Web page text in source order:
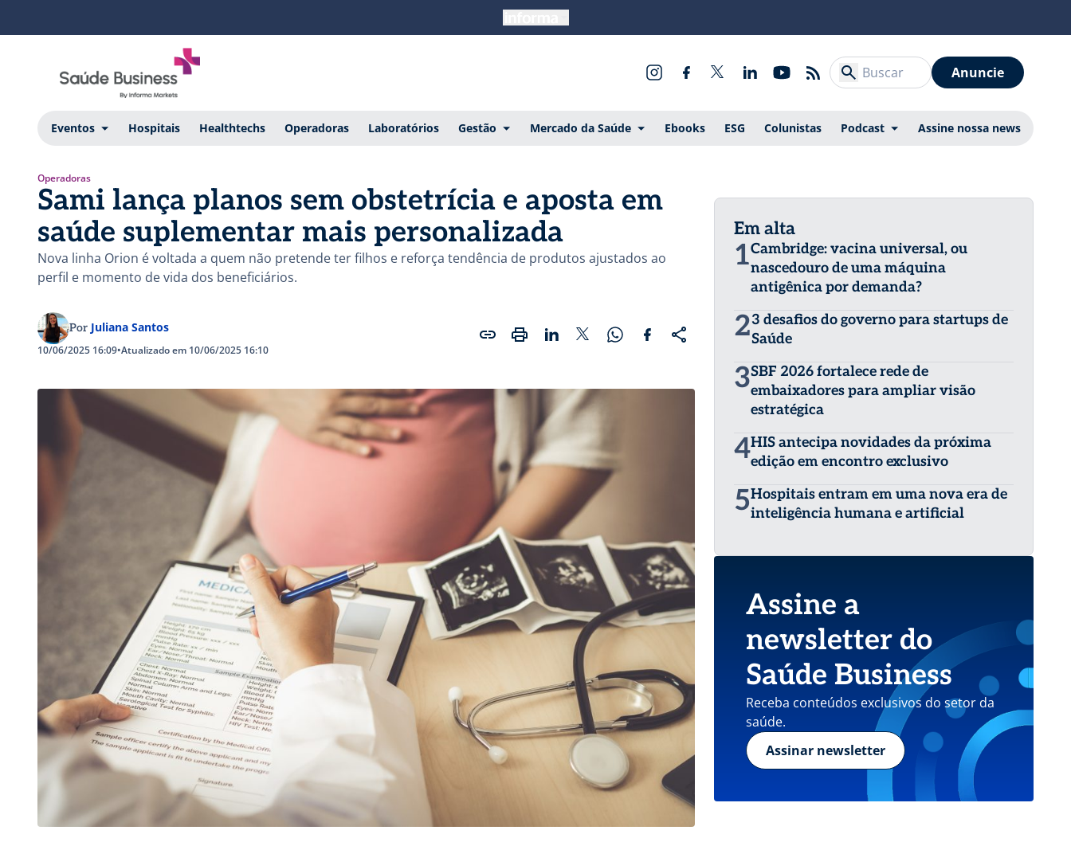
Anuncie
Eventos Hospitais Healthtechs Operadoras Laboratórios Gestão Mercado da Saúde Ebooks ESG Colunistas Podcast Assine nossa news
Operadoras
Sami lança planos sem obstetrícia e aposta em
saúde suplementar mais personalizada
Nova linha Orion é voltada a quem não pretende ter filhos e reforça tendência de produtos ajustados ao
perfil e momento de vida dos beneficiários.
Por Juliana Santos
10/06/2025 16:09•Atualizado em 10/06/2025 16:10
Em alta
1Cambridge: vacina universal, ou
nascedouro de uma máquina
antigênica por demanda?
23 desafios do governo para startups de
Saúde
3SBF 2026 fortalece rede de
embaixadores para ampliar visão
estratégica
4HIS antecipa novidades da próxima
edição em encontro exclusivo
5Hospitais entram em uma nova era de
inteligência humana e artificial
Assine a
newsletter do
Saúde Business
Receba conteúdos exclusivos do setor da
saúde.
Assinar newsletter